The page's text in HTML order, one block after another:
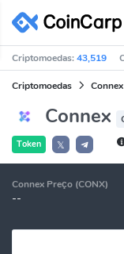
Criptomoedas:43,519
Criptomoedas Connex
Connex
Token 𝕏
Connex Preço (CONX)
--